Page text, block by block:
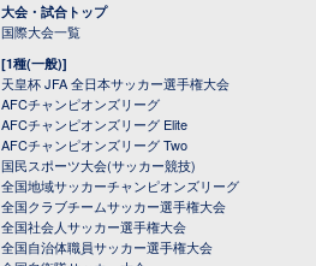
大会・試合トップ
国際大会一覧
[1種(一般)]
天皇杯 JFA 全日本サッカー選手権大会
AFCチャンピオンズリーグ
AFCチャンピオンズリーグ Elite
AFCチャンピオンズリーグ Two
国民スポーツ大会(サッカー競技)
全国地域サッカーチャンピオンズリーグ
全国クラブチームサッカー選手権大会
全国社会人サッカー選手権大会
全国自治体職員サッカー選手権大会